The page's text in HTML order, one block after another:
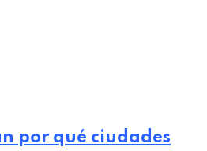
por qué ciudades